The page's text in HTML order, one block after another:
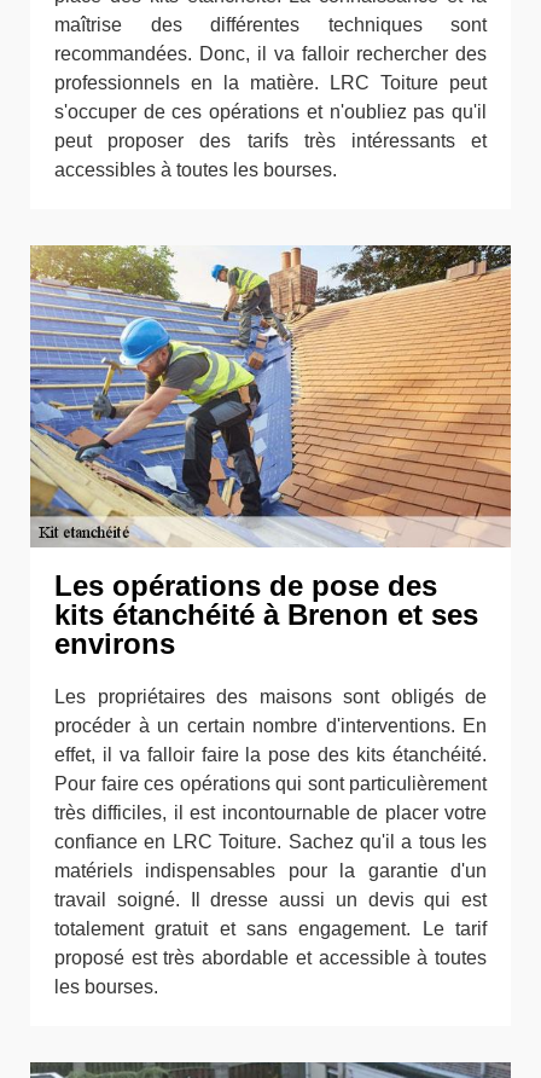
maîtrise des différentes techniques sont
recommandées. Donc, il va falloir rechercher des
professionnels en la matière. LRC Toiture peut
s'occuper de ces opérations et n'oubliez pas qu'il
peut proposer des tarifs très intéressants et
accessibles à toutes les bourses.
Les opérations de pose des
kits étanchéité à Brenon et ses
environs
Les propriétaires des maisons sont obligés de
procéder à un certain nombre d'interventions. En
effet, il va falloir faire la pose des kits étanchéité.
Pour faire ces opérations qui sont particulièrement
très difficiles, il est incontournable de placer votre
confiance en LRC Toiture. Sachez qu'il a tous les
matériels indispensables pour la garantie d'un
travail soigné. Il dresse aussi un devis qui est
totalement gratuit et sans engagement. Le tarif
proposé est très abordable et accessible à toutes
les bourses.